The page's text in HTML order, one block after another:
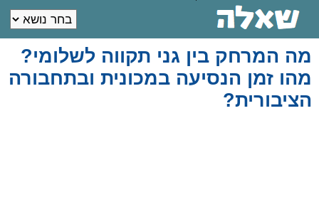
מה המרחק בין גני תקווה לשלומי?
מהו זמן הנסיעה במכונית ובתחבורה
הציבורית?